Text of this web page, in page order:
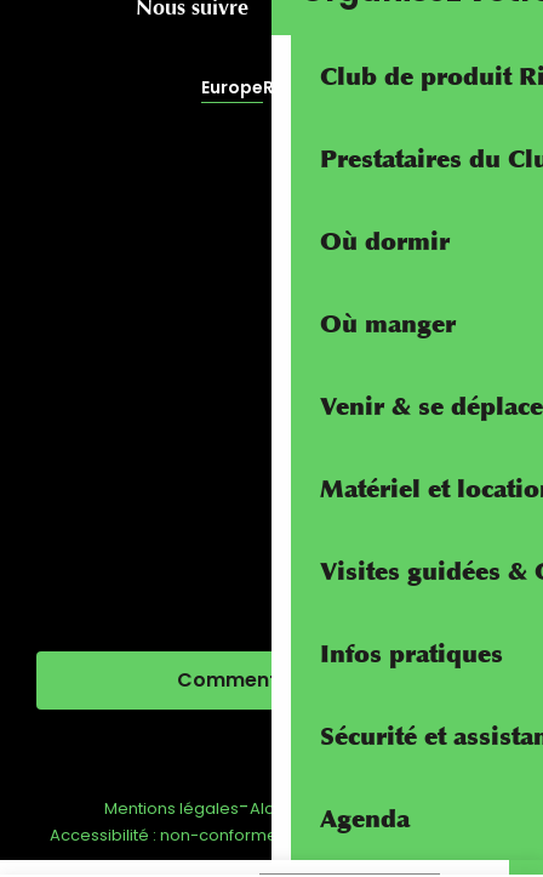
Club de produit
Prestataires du
Où dormir
Où manger
Venir & se
Matériel et
Visites guidées &
Infos pratiques
Sécurité et
Agenda
Nous suivre
EuropeRivierALP
Comment venir ?
Mentions légales-Alcotra - Interreg -
Accessibilité : non-conforme Gestion du consentement